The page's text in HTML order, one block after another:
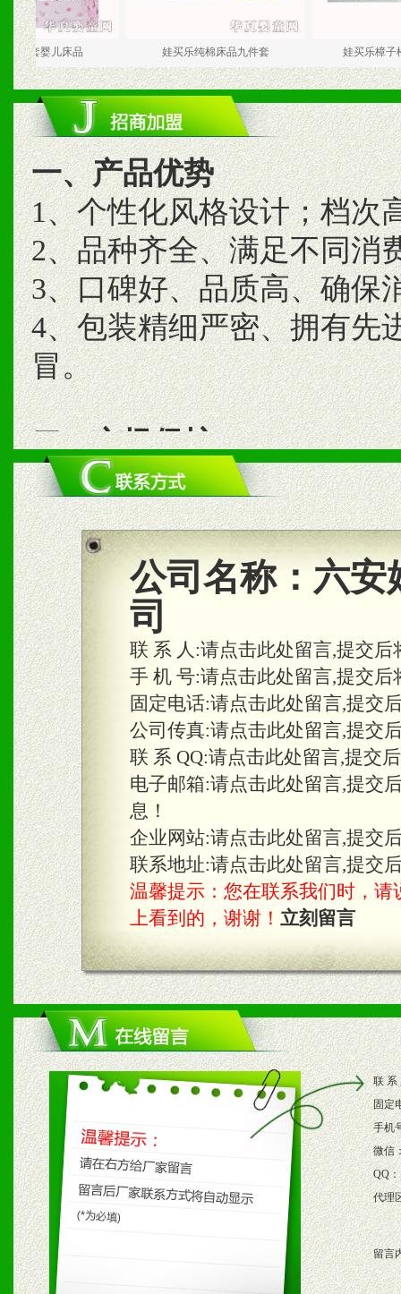
儿床品 娃买乐纯棉床品九件套 娃买乐樟子松白色
一、产品优势
1、个性化风格设计；档次
2、品种齐全、满足不同消
3、口碑好、品质高、确保
4、包装精细严密、拥有先
冒。
二、市场保护
1、统一市场价格；建立全
商利润。
2、区域独家经营；建立区
合作关系。
三、物料及媒体
1、免费提供体验及宣传彩
2、不定期在各大知名网站
知名度和影响力。
3、根据地方实际情况提供
具。
四、市场操作及支持
1、根据区域市场协助制定
2、根据具体情况公司给予
3、根据市场需要，派驻区
保产品顺利销售。
4、根据市场情况公司给予
购支持。
五、退换货制度
公司名称： 六安
司
联 系 人:请点击此处留言,提交
手 机 号:请点击此处留言,提交
固定电话:请点击此处留言,提交
公司传真:请点击此处留言,提交
联 系 QQ:请点击此处留言,提交
电子邮箱:请点击此处留言,提交
息！
企业网站:请点击此处留言,提交
联系地址:请点击此处留言,提交
温馨提示：您在联系我们时，请
上看到的，谢谢！ 立刻留言
联 系
固定
手机
微信
QQ：
代理
留言